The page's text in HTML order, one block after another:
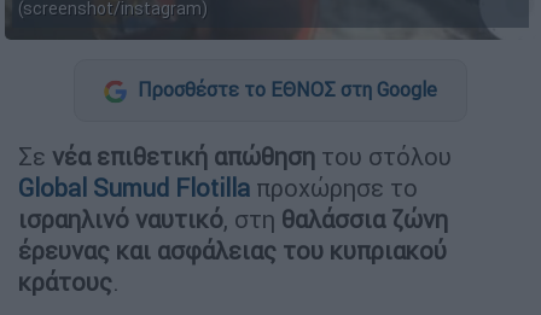
(screenshot/instagram)
Προσθέστε το ΕΘΝΟΣ στη Google
Σε νέα επιθετική απώθηση του στόλου
Global Sumud Flotilla προχώρησε το
ισραηλινό ναυτικό, στη θαλάσσια ζώνη
έρευνας και ασφάλειας του κυπριακού
κράτους.